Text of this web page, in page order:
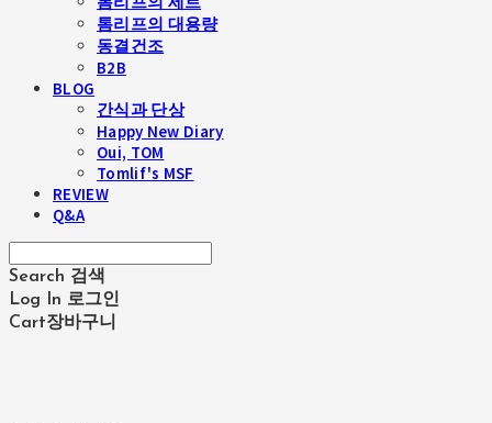
톰리프의 대용량
동결건조
B2B
BLOG
간식과 단상
Happy New Diary
Oui, TOM
Tomlif's MSF
REVIEW
Q&A
Search 검색
Log In 로그인
Cart장바구니